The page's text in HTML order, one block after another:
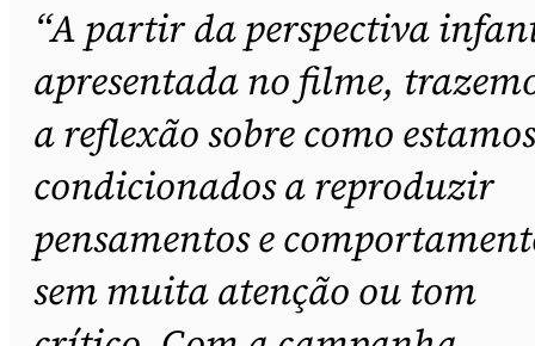
“A partir da perspectiva
apresentada no filme,
a reflexão sobre como estamos
condicionados a reproduzir
pensamentos e
sem muita atenção ou tom